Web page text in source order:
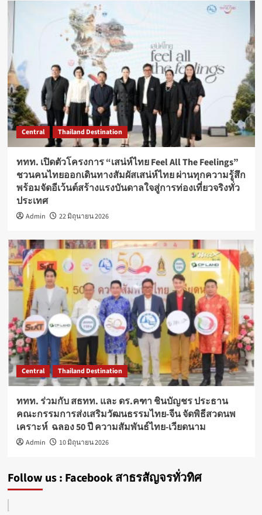
Central Thailand Destination
ททท. เปิดตัวโครงการ “เสน่ห์ไทย Feel All The Feelings”
ชวนคนไทยออกเดินทางสัมผัสเสน่ห์ไทย ผ่านทุกความรู้สึก
พร้อมจัดอีเว้นต์สร้างแรงบันดาลใจสู่การท่องเที่ยวจริงทั่ว
ประเทศ
Admin 22 มิถุนายน 2026
Central Thailand Destination
ททท. ร่วมกับ สธทท. และ ดร.คฑา ชินบัญชร ประธาน
คณะกรรมการส่งเสริมวัฒนธรรมไทย-จีน จัดพิธีสวดนพ
เคราะห์ ฉลอง 50 ปี ความสัมพันธ์ไทย-เวียดนาม
Admin 10 มิถุนายน 2026
Follow us : Facebook สาธรสัญจรทั่วทิศ